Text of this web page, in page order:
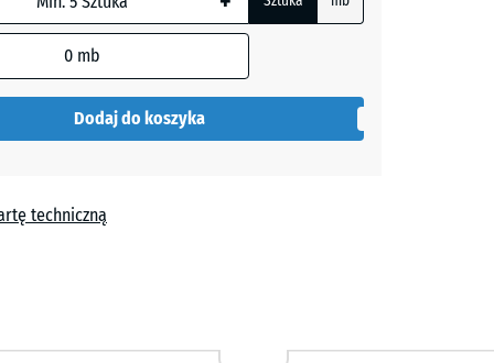
- 267,30 zł
- 182,00 zł
0 mb
Dodaj do koszyka
techniczną